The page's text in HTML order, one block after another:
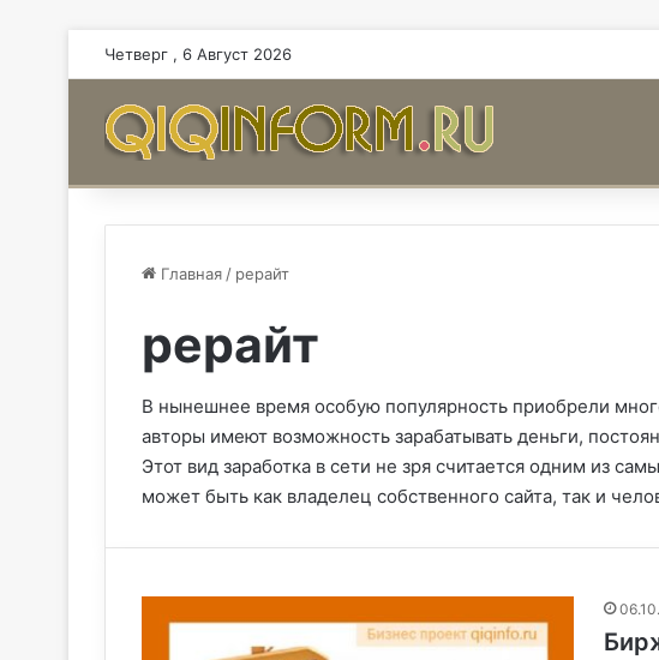
Четверг , 6 Август 2026
Главная / рерайт
рерайт
В нынешнее время особую популярность приобрели
авторы имеют возможность зарабатывать деньги,
Этот вид заработка в сети не зря считается одним из
может быть как владелец собственного сайта, так и